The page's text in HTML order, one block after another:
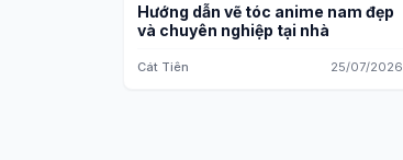
Hướng dẫn vẽ tóc anime nam đẹp
và chuyên nghiệp tại nhà
Cát Tiên 25/07/2026